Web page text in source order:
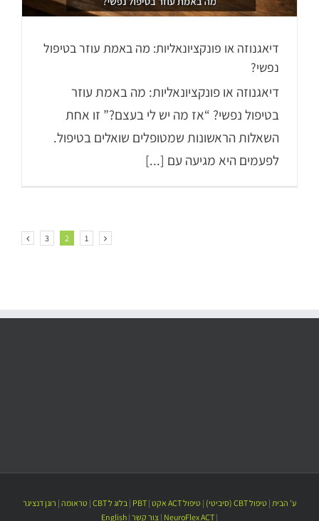
דיאגנוזה או פונקציונאליות: מה באמת עוזר בטיפול
נפשי?
דיאגנוזה או פונקציונאליות: מה באמת עוזר
בטיפול נפשי? “אז מה יש לי בעצם?” זו אחת
השאלות הראשונות שמטופלים שואלים בטיפול.
לפעמים היא מגיעה עם [...]
1
2
3
ע' הבית | טיפול CBT (סיביטי) | טיפול ACT אקט |
PBT
| בלוג ל CBT | טראומה | רונן דנציגר
|
NeuroFlex ACT
| צור קשר |
English